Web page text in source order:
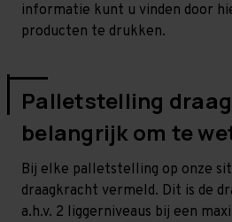
informatie kunt u vinden door
producten te drukken.
Palletstelling
belangrijk om te
Bij elke palletstelling op onze
draagkracht vermeld. Dit is de
a.h.v. 2 liggerniveaus bij een